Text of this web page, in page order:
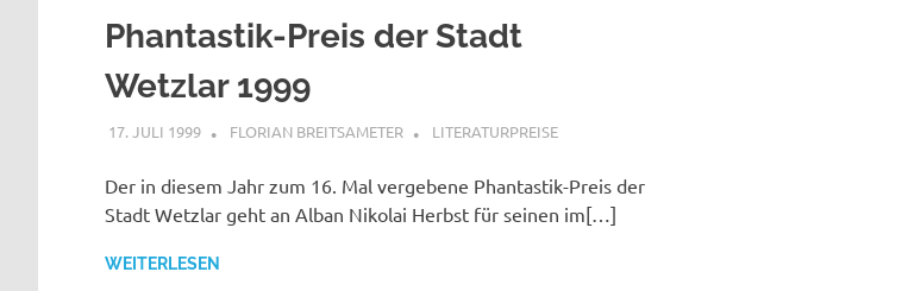
Phantastik-Preis der Stadt
Wetzlar 1999
17. JULI 1999 FLORIAN BREITSAMETER LITERATURPREISE
Der in diesem Jahr zum 16. Mal vergebene Phantastik-Preis der
Stadt Wetzlar geht an Alban Nikolai Herbst für seinen im[…]
WEITERLESEN